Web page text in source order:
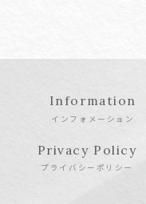
Information
インフォメーション
Privacy Policy
プライバシーポリシー